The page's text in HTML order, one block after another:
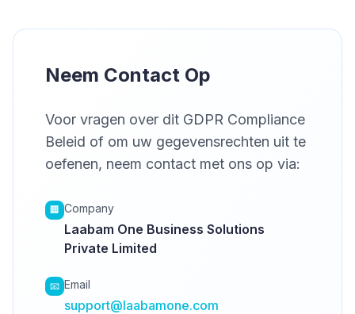
Neem Contact Op
Voor vragen over dit GDPR Compliance
Beleid of om uw gegevensrechten uit te
oefenen, neem contact met ons op via:
🏢 Company
Laabam One Business Solutions
Private Limited
📧 Email
support@laabamone.com